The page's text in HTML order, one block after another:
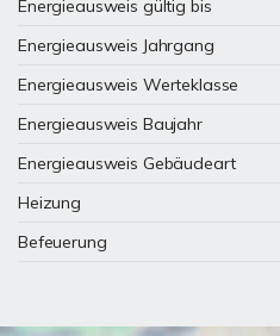
Energieausweis gültig bis
Energieausweis Jahrgang
Energieausweis Werteklasse
Energieausweis Baujahr
Energieausweis Gebäudeart
Heizung
Befeuerung